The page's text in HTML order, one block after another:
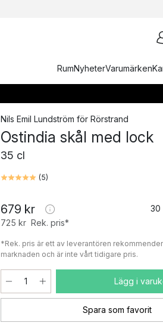
RumNyheterVarumärken
Nils Emil Lundström för Rörstrand
Ostindia skål med lock
35 cl
(5)
679 kr
725 kr Rek. pris*
30
*Rek. pris är ett av leverantören
marknaden och är inte vårt tidigare pris.
Lägg i
Spara som favorit